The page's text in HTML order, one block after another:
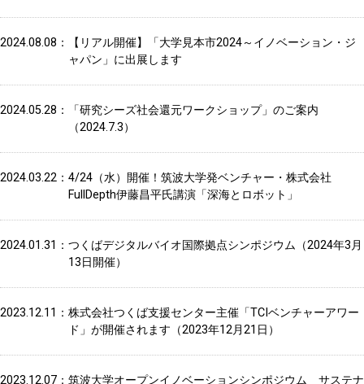
2024.08.08
【リアル開催】「大学見本市2024～イノベーション・ジ
ャパン」に出展します
2024.05.28
「研究シーズ社会還元ワークショップ」のご案内
（2024.7.3）
2024.03.22
4/24（水）開催！筑波大学発ベンチャー・株式会社
FullDepth伊藤昌平氏講演「深海とロボット」
2024.01.31
つくばデジタルバイオ国際拠点シンポジウム（2024年3月
13日開催）
2023.12.11
株式会社つくば支援センター主催「TCIベンチャーアワー
ド」が開催されます（2023年12月21日）
2023.12.07
筑波大学オープンイノベーションシンポジウム サステナ